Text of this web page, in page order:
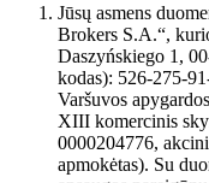
Jūsų asmens
Brokers S.A.“,
Daszyńskiego 1,
kodas): 526-275-
Varšuvos
XIII komercinis
0000204776,
apmokėtas). Su